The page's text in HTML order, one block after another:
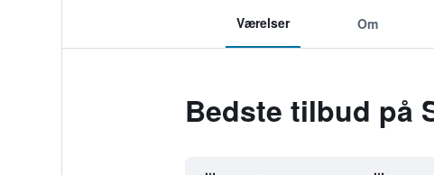
Værelser Om
Bedste tilbud på